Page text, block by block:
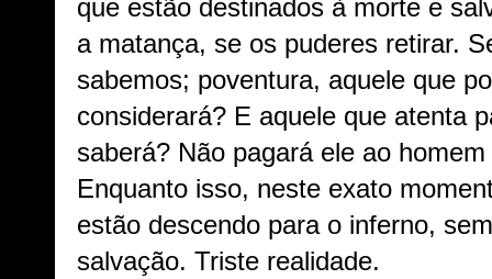
que estão destinados à morte e
a matança, se os puderes retirar.
sabemos; poventura, aquele que
considerará? E aquele que atenta
saberá? Não pagará ele ao
Enquanto isso, neste exato
estão descendo para o inferno,
salvação. Triste realidade.